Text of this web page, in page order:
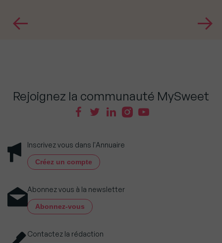
Rejoignez la communauté MySweet
Inscrivez vous dans l'Annuaire
Créez un compte
Abonnez vous à la newsletter
Abonnez-vous
Contactez la rédaction